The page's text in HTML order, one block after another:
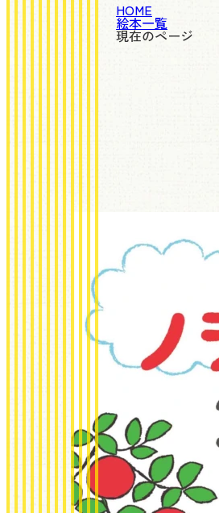
HOME
絵本一覧
現在のページ